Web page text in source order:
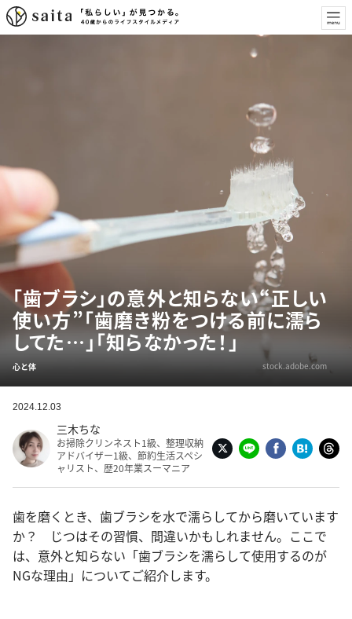
「歯ブラシ」の意外と知らない“正しい
使い方”「歯磨き粉をつける前に濡ら
してた…」「知らなかった！」
心と体 stock.adobe.com
2024.12.03
三木ちな
お掃除クリンネスト1級、整理収納
アドバイザー1級、節約生活スペシ
ャリスト、歴20年業スーマニア
歯を磨くとき、歯ブラシを水で濡らしてから磨いています
か？ じつはその習慣、間違いかもしれません。ここで
は、意外と知らない「歯ブラシを濡らして使用するのが
NGな理由」についてご紹介します。